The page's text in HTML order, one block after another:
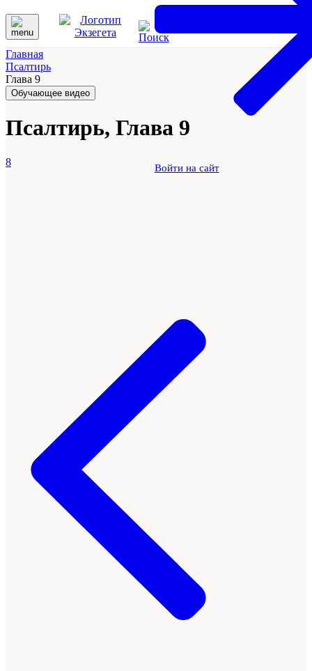
Войти на сайт
Главная
Псалтирь
Глава 9
Обучающее видео
Псалтирь, Глава 9
8